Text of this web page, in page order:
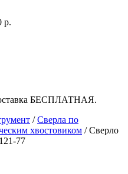
р.
БЕСПЛАТНАЯ.
/Сверла по
хвостовиком / Сверло
77